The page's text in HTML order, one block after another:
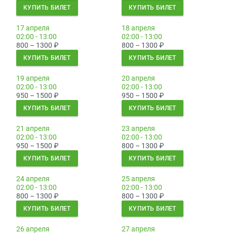
КУПИТЬ БИЛЕТ КУПИТЬ БИЛЕТ
17 апреля
02:00 - 13:00
800 – 1300 ₽
КУПИТЬ БИЛЕТ
18 апреля
02:00 - 13:00
800 – 1300 ₽
КУПИТЬ БИЛЕТ
19 апреля
02:00 - 13:00
950 – 1500 ₽
КУПИТЬ БИЛЕТ
20 апреля
02:00 - 13:00
950 – 1500 ₽
КУПИТЬ БИЛЕТ
21 апреля
02:00 - 13:00
950 – 1500 ₽
КУПИТЬ БИЛЕТ
23 апреля
02:00 - 13:00
800 – 1300 ₽
КУПИТЬ БИЛЕТ
24 апреля
02:00 - 13:00
800 – 1300 ₽
КУПИТЬ БИЛЕТ
25 апреля
02:00 - 13:00
800 – 1300 ₽
КУПИТЬ БИЛЕТ
26 апреля
27 апреля